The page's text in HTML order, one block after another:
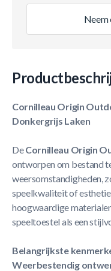
Neem
Cornilleau Origin
Donkergrijs Laken
DeCornilleau Origin
ontworpen om bestand
weersomstandigheden,
speelkwaliteit of
hoogwaardige
speeltoestel als een
Belangrijkste
Weerbestendig